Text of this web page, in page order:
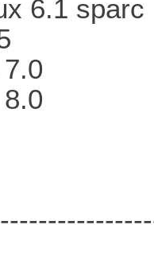
6.1 sparc